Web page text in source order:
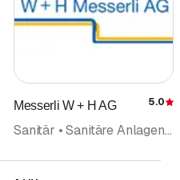
Messerli W + H AG 5.0
Sanitär • Sanitäre Anlagen und Installationen • Spenglerei